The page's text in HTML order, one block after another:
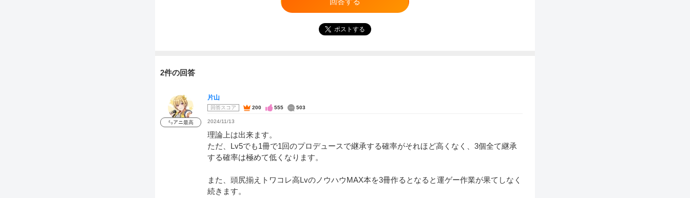
ポストする
2件の回答
㍉アニ最高
片山
回答スコア 200 555 503
2024/11/13
理論上は出来ます。
ただ、Lv5でも1冊で1回のプロデュースで継承する確率がそれほど高くなく、3個全て継承
する確率は極めて低くなります。
また、頭尻揃えトワコレ高LvのノウハウMAX本を3冊作るとなると運ゲー作業が果てしなく
続きます。